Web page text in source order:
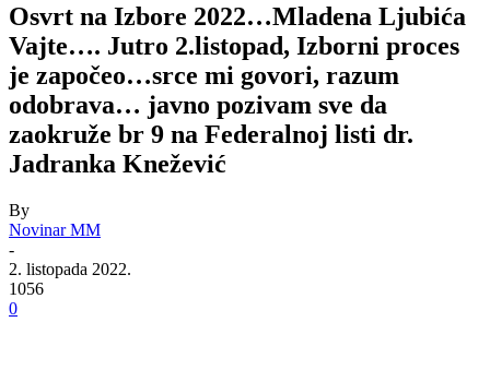
Osvrt na Izbore 2022…Mladena Ljubića
Vajte…. Jutro 2.listopad, Izborni proces
je započeo…srce mi govori, razum
odobrava… javno pozivam sve da
zaokruže br 9 na Federalnoj listi dr.
Jadranka Knežević
By
Novinar MM
-
2. listopada 2022.
1056
0